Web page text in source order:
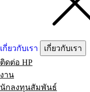
เกี่ยวกับเรา
เกี่ยวกับเรา
ติดต่อ HP
งาน
นักลงทุนสัมพันธ์